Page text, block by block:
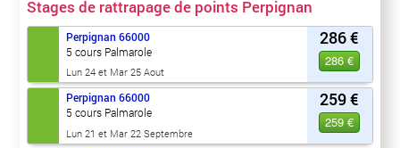
Stages de rattrapage de points Perpignan
286 €
286 €
Perpignan 66000
5 cours Palmarole
Lun 24 et Mar 25 Aout
259 €
259 €
Perpignan 66000
5 cours Palmarole
Lun 21 et Mar 22 Septembre